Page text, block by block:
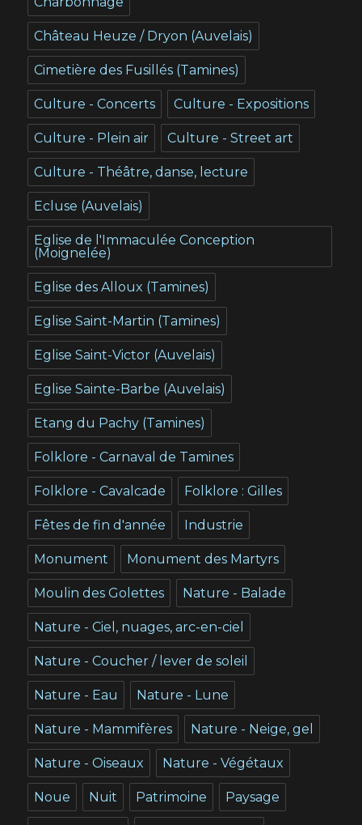
Château Heuze / Dryon (Auvelais)
Cimetière des Fusillés (Tamines)
Culture - Concerts Culture - Expositions
Culture - Plein air Culture - Street art
Culture - Théâtre, danse, lecture
Ecluse (Auvelais)
Eglise de l'Immaculée Conception
(Moignelée)
Eglise des Alloux (Tamines)
Eglise Saint-Martin (Tamines)
Eglise Saint-Victor (Auvelais)
Eglise Sainte-Barbe (Auvelais)
Etang du Pachy (Tamines)
Folklore - Carnaval de Tamines
Folklore - Cavalcade Folklore : Gilles
Fêtes de fin d'année Industrie
Monument Monument des Martyrs
Moulin des Golettes Nature - Balade
Nature - Ciel, nuages, arc-en-ciel
Nature - Coucher / lever de soleil
Nature - Eau Nature - Lune
Nature - Mammifères Nature - Neige, gel
Nature - Oiseaux Nature - Végétaux
Noue Nuit Patrimoine Paysage